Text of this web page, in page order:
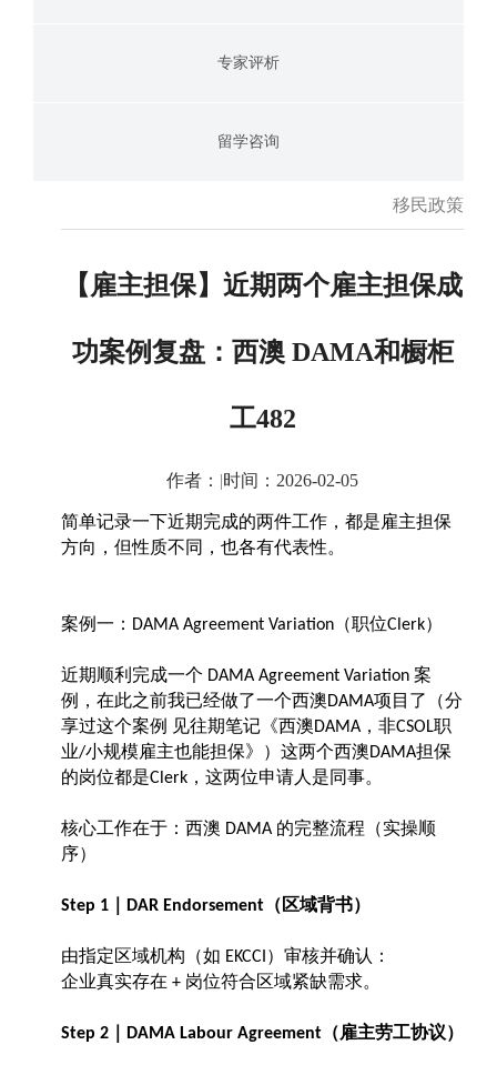
专家评析
留学咨询
移民政策
【雇主担保】近期两个雇主担保成
功案例复盘：西澳 DAMA和橱柜
工482
作者： |时间：2026-02-05
简单记录一下近期完成的两件工作，都是雇主担保
方向，但性质不同，也各有代表性。
案例一： DAMA Agreement Variation （职位Clerk）
近期顺利完成一个 DAMA Agreement Variation 案
例，在此之前我已经做了一个西澳DAMA项目了（分
享过这个案例 见往期笔记《西澳DAMA ，非CSOL职
业/小规模雇主也能担保》）这两个西澳DAMA担保
的岗位都是Clerk ，这两位申请人是同事。
核心工作在于：西澳 DAMA 的完整流程（实操顺
序）
Step 1 DAR Endorsement （区域背书）
由指定区域机构（如 EKCCI ）审核并确认：
企业真实存在 + 岗位符合区域紧缺需求。
Step 2 DAMA Labour Agreement （雇主劳工协议）